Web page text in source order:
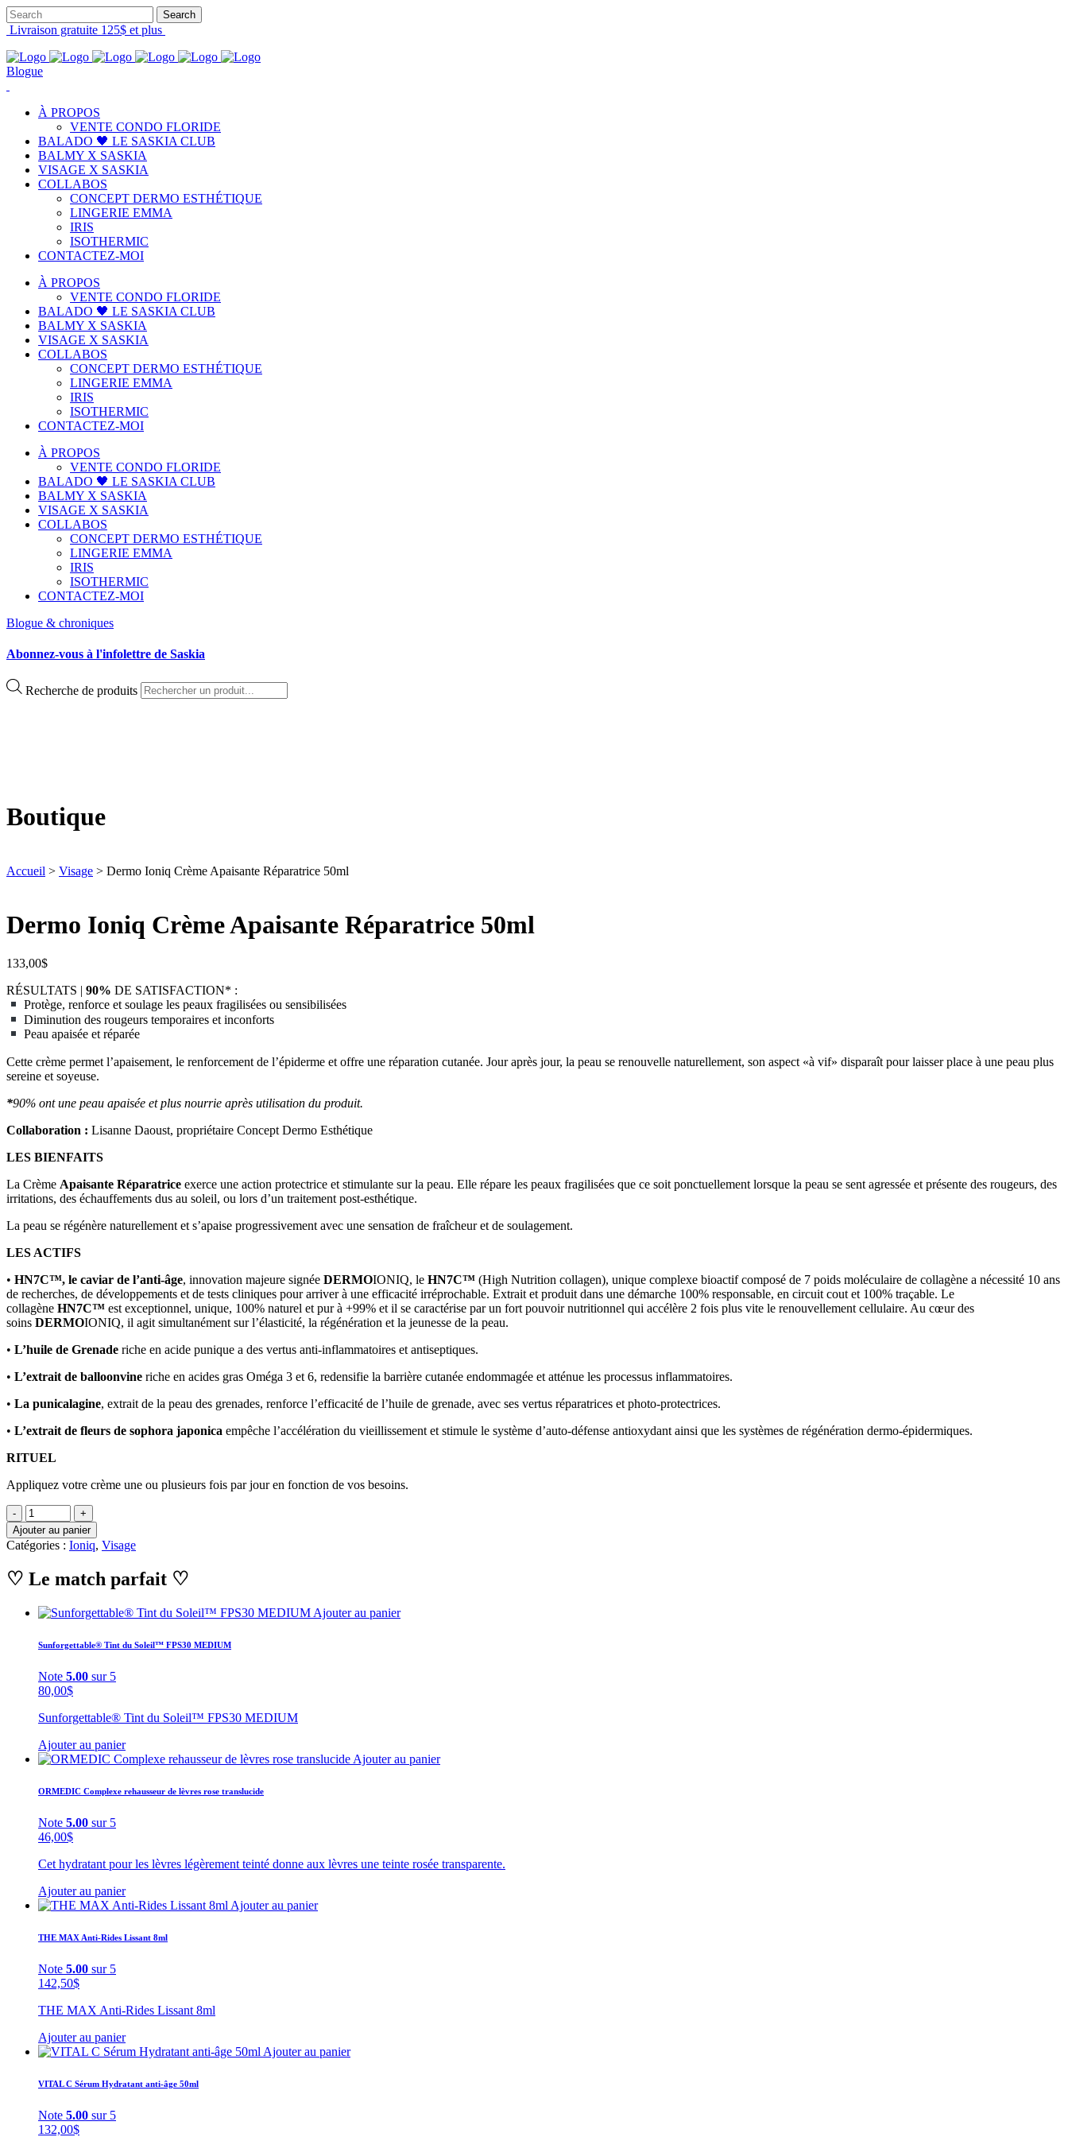
Livraison gratuite 125$ et plus
Blogue
À PROPOS
VENTE CONDO FLORIDE
BALADO 🖤 LE SASKIA CLUB
BALMY X SASKIA
VISAGE X SASKIA
COLLABOS
CONCEPT DERMO ESTHÉTIQUE
LINGERIE EMMA
IRIS
ISOTHERMIC
CONTACTEZ-MOI
À PROPOS
VENTE CONDO FLORIDE
BALADO 🖤 LE SASKIA CLUB
BALMY X SASKIA
VISAGE X SASKIA
COLLABOS
CONCEPT DERMO ESTHÉTIQUE
LINGERIE EMMA
IRIS
ISOTHERMIC
CONTACTEZ-MOI
À PROPOS
VENTE CONDO FLORIDE
BALADO 🖤 LE SASKIA CLUB
BALMY X SASKIA
VISAGE X SASKIA
COLLABOS
CONCEPT DERMO ESTHÉTIQUE
LINGERIE EMMA
IRIS
ISOTHERMIC
CONTACTEZ-MOI
Blogue & chroniques
Abonnez-vous à l'infolettre de Saskia
Recherche de produits
Boutique
Accueil > Visage > Dermo Ioniq Crème Apaisante Réparatrice 50ml
Dermo Ioniq Crème Apaisante Réparatrice 50ml
133,00$
RÉSULTATS | 90% DE SATISFACTION* :
Protège, renforce et soulage les peaux fragilisées ou sensibilisées
Diminution des rougeurs temporaires et inconforts
Peau apaisée et réparée
Cette crème permet l’apaisement, le renforcement de l’épiderme et offre une réparation cutanée. Jour après jour, la peau se renouvelle naturellement, son aspect «à vif» disparaît pour laisser place à une peau plus
sereine et soyeuse.
*90% ont une peau apaisée et plus nourrie après utilisation du produit.
Collaboration : Lisanne Daoust, propriétaire Concept Dermo Esthétique
LES BIENFAITS
La Crème Apaisante Réparatrice exerce une action protectrice et stimulante sur la peau. Elle répare les peaux fragilisées que ce soit ponctuellement lorsque la peau se sent agressée et présente des rougeurs, des
irritations, des échauffements dus au soleil, ou lors d’un traitement post-esthétique.
La peau se régénère naturellement et s’apaise progressivement avec une sensation de fraîcheur et de soulagement.
LES ACTIFS
• HN7C™, le caviar de l’anti-âge, innovation majeure signée DERMOIONIQ, le HN7C™ (High Nutrition collagen), unique complexe bioactif composé de 7 poids moléculaire de collagène a nécessité 10 ans
de recherches, de développements et de tests cliniques pour arriver à une efficacité irréprochable. Extrait et produit dans une démarche 100% responsable, en circuit cout et 100% traçable. Le
collagène HN7C™ est exceptionnel, unique, 100% naturel et pur à +99% et il se caractérise par un fort pouvoir nutritionnel qui accélère 2 fois plus vite le renouvellement cellulaire. Au cœur des
soins DERMOIONIQ, il agit simultanément sur l’élasticité, la régénération et la jeunesse de la peau.
• L’huile de Grenade riche en acide punique a des vertus anti-inflammatoires et antiseptiques.
• L’extrait de balloonvine riche en acides gras Oméga 3 et 6, redensifie la barrière cutanée endommagée et atténue les processus inflammatoires.
• La punicalagine, extrait de la peau des grenades, renforce l’efficacité de l’huile de grenade, avec ses vertus réparatrices et photo-protectrices.
• L’extrait de fleurs de sophora japonica empêche l’accélération du vieillissement et stimule le système d’auto-défense antioxydant ainsi que les systèmes de régénération dermo-épidermiques.
RITUEL
Appliquez votre crème une ou plusieurs fois par jour en fonction de vos besoins.
Ajouter au panier
Catégories : Ioniq, Visage
♡ Le match parfait ♡
Ajouter au panier
Sunforgettable® Tint du Soleil™ FPS30 MEDIUM
Note 5.00 sur 5
80,00$
Sunforgettable® Tint du Soleil™ FPS30 MEDIUM
Ajouter au panier
Ajouter au panier
ORMEDIC Complexe rehausseur de lèvres rose translucide
Note 5.00 sur 5
46,00$
Cet hydratant pour les lèvres légèrement teinté donne aux lèvres une teinte rosée transparente.
Ajouter au panier
Ajouter au panier
THE MAX Anti-Rides Lissant 8ml
Note 5.00 sur 5
142,50$
THE MAX Anti-Rides Lissant 8ml
Ajouter au panier
Ajouter au panier
VITAL C Sérum Hydratant anti-âge 50ml
Note 5.00 sur 5
132,00$